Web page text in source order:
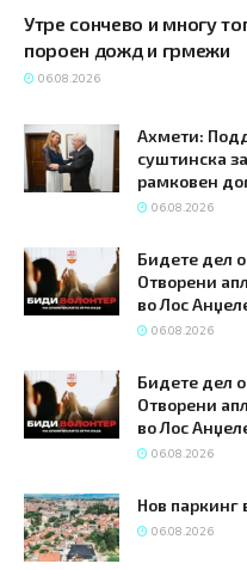
Утре сончево и многу
пороен дожд и грмежи
06.08.2026
Ахмети:
суштинска
рамковен
06.08.2026
Бидете дел
Отворени
во Лос
06.08.2026
Бидете дел
Отворени
во Лос
06.08.2026
Нов паркинг
06.08.2026